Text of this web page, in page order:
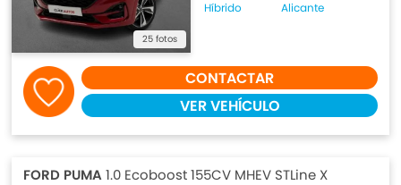
25 fotos
Híbrido
Alicante
CONTACTAR
VER VEHÍCULO
FORD PUMA1.0 Ecoboost 155CV MHEV STLine X